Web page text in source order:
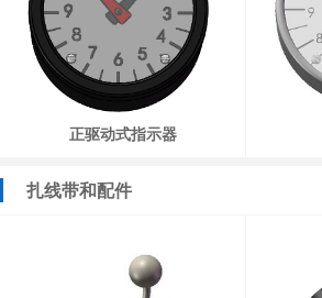
正驱动式指示器
扎线带和配件